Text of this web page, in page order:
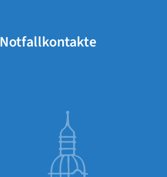
Notfallkontakte